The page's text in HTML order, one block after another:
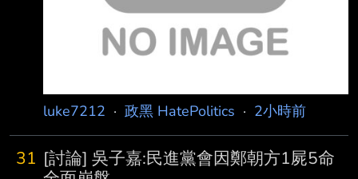
佩琪：「柯文哲韌帶斷掉，但他有穿護膝啦」
柯文哲：「其實我有貼撒隆巴斯啦」 陳智菡：
luke7212 · 政黑 HatePolitics · 2小時前
31 [討論] 吳子嘉:民進黨會因鄭朝方1屍5命